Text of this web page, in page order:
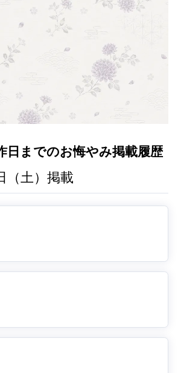
日までのお悔やみ掲載履歴
（土）掲載